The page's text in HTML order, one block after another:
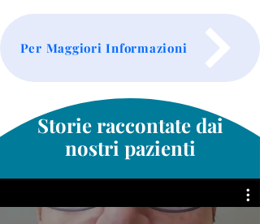
Per Maggiori Informazioni
Storie raccontate dai
nostri pazienti